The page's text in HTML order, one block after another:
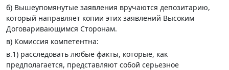
б) Вышеупомянутые заявления вручаются депозитарию,
который направляет копии этих заявлений Высоким
Договаривающимся Сторонам.
в) Комиссия компетентна:
в.1) расследовать любые факты, которые, как
предполагается, представляют собой серьезное